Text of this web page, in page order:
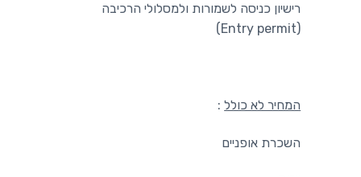
רישיון כניסה לשמורות ולמסלולי הרכיבה
(Entry permit)
המחיר לא כולל:
השכרת אופניים